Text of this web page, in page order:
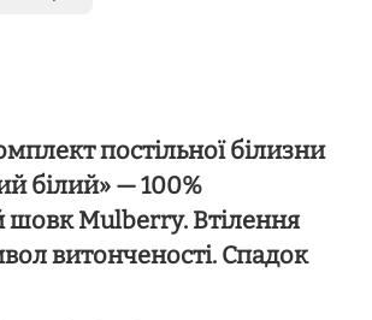
постільної білизни
білий» — 100%
шовк Mulberry. Втілення
витонченості. Спадок